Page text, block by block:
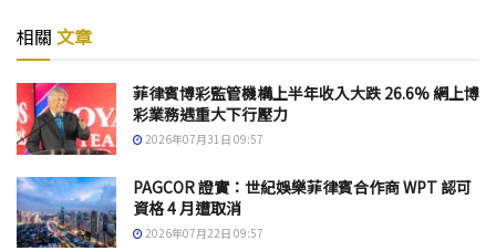
相關 文章
菲律賓博彩監管機構上半年收入大跌 26.6% 網上博
彩業務遇重大下行壓力
2026年07月31日 09:57
PAGCOR 證實：世紀娛樂菲律賓合作商 WPT 認可
資格 4 月遭取消
2026年07月22日 09:57